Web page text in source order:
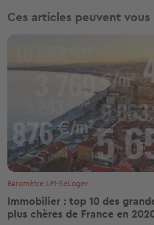
Ces articles peuvent
Baromètre LPI-SeLoger
Immobilier : top 10 des
plus chères de France en